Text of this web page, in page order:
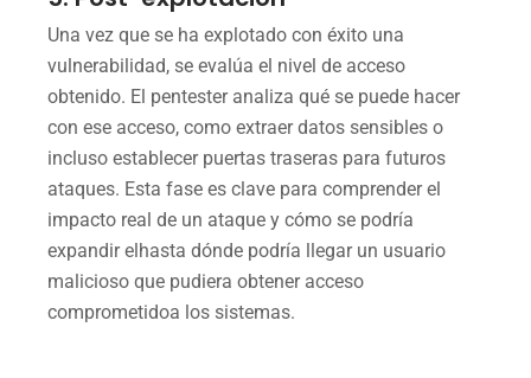
Una vez que se ha explotado con éxito una
vulnerabilidad, se evalúa el nivel de acceso
obtenido. El pentester analiza qué se puede hacer
con ese acceso, como extraer datos sensibles o
incluso establecer puertas traseras para futuros
ataques. Esta fase es clave para comprender el
impacto real de un ataque y cómo se podría
expandir elhasta dónde podría llegar un usuario
malicioso que pudiera obtener acceso
comprometidoa los sistemas.